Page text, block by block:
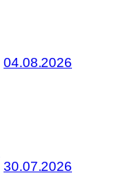
04.08.2026
30.07.2026